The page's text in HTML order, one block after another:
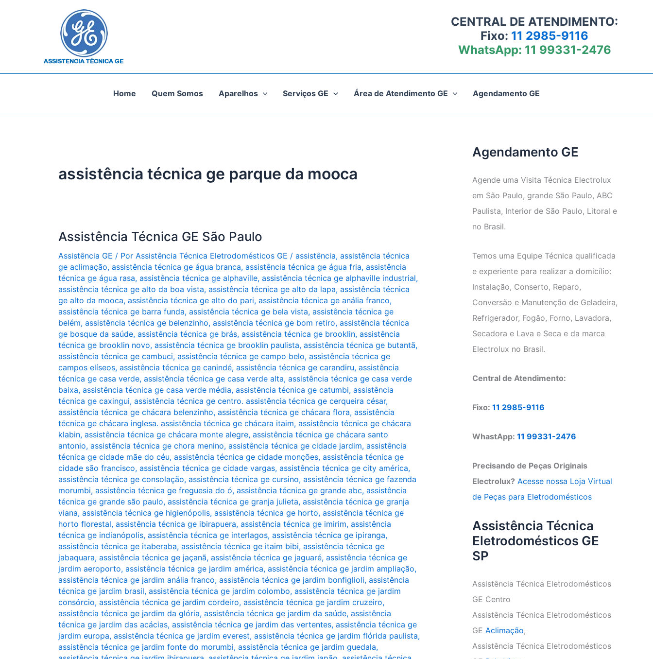
CENTRAL DE ATENDIMENTO:
Fixo: 11 2985-9116
WhatsApp: 11 99331-2476
Home Quem Somos Aparelhos Serviços GE Área de Atendimento GE Agendamento GE
assistência técnica ge parque da mooca
Assistência Técnica GE São Paulo
Assistência GE / Por Assistência Técnica Eletrodomésticos GE / assistência, assistência técnica
ge aclimação, assistência técnica ge água branca, assistência técnica ge água fria, assistência
técnica ge água rasa, assistência técnica ge alphaville, assistência técnica ge alphaville industrial,
assistência técnica ge alto da boa vista, assistência técnica ge alto da lapa, assistência técnica
ge alto da mooca, assistência técnica ge alto do pari, assistência técnica ge anália franco,
assistência técnica ge barra funda, assistência técnica ge bela vista, assistência técnica ge
belém, assistência técnica ge belenzinho, assistência técnica ge bom retiro, assistência técnica
ge bosque da saúde, assistência técnica ge brás, assistência técnica ge brooklin, assistência
técnica ge brooklin novo, assistência técnica ge brooklin paulista, assistência técnica ge butantã,
assistência técnica ge cambuci, assistência técnica ge campo belo, assistência técnica ge
campos elíseos, assistência técnica ge canindé, assistência técnica ge carandiru, assistência
técnica ge casa verde, assistência técnica ge casa verde alta, assistência técnica ge casa verde
baixa, assistência técnica ge casa verde média, assistência técnica ge catumbi, assistência
técnica ge caxingui, assistência técnica ge centro. assistência técnica ge cerqueira césar,
assistência técnica ge chácara belenzinho, assistência técnica ge chácara flora, assistência
técnica ge chácara inglesa. assistência técnica ge chácara itaim, assistência técnica ge chácara
klabin, assistência técnica ge chácara monte alegre, assistência técnica ge chácara santo
antonio, assistência técnica ge chora menino, assistência técnica ge cidade jardim, assistência
técnica ge cidade mãe do céu, assistência técnica ge cidade monções, assistência técnica ge
cidade são francisco, assistência técnica ge cidade vargas, assistência técnica ge city américa,
assistência técnica ge consolação, assistência técnica ge cursino, assistência técnica ge fazenda
morumbi, assistência técnica ge freguesia do ó, assistência técnica ge grande abc, assistência
técnica ge grande são paulo, assistência técnica ge granja julieta, assistência técnica ge granja
viana, assistência técnica ge higienópolis, assistência técnica ge horto, assistência técnica ge
horto florestal, assistência técnica ge ibirapuera, assistência técnica ge imirim, assistência
técnica ge indianópolis, assistência técnica ge interlagos, assistência técnica ge ipiranga,
assistência técnica ge itaberaba, assistência técnica ge itaim bibi, assistência técnica ge
jabaquara, assistência técnica ge jaçanã, assistência técnica ge jaguaré, assistência técnica ge
jardim aeroporto, assistência técnica ge jardim américa, assistência técnica ge jardim ampliação,
assistência técnica ge jardim anália franco, assistência técnica ge jardim bonfiglioli, assistência
técnica ge jardim brasil, assistência técnica ge jardim colombo, assistência técnica ge jardim
consórcio, assistência técnica ge jardim cordeiro, assistência técnica ge jardim cruzeiro,
assistência técnica ge jardim da glória, assistência técnica ge jardim da saúde, assistência
técnica ge jardim das acácias, assistência técnica ge jardim das vertentes, assistência técnica ge
jardim europa, assistência técnica ge jardim everest, assistência técnica ge jardim flórida paulista,
assistência técnica ge jardim fonte do morumbi, assistência técnica ge jardim guedala,
Agendamento GE
Agende uma Visita Técnica Electrolux
em São Paulo, grande São Paulo, ABC
Paulista, Interior de São Paulo, Litoral e
no Brasil.
Temos uma Equipe Técnica qualificada
e experiente para realizar a domicílio:
Instalação, Conserto, Reparo,
Conversão e Manutenção de Geladeira,
Refrigerador, Fogão, Forno, Lavadora,
Secadora e Lava e Seca e da marca
Electrolux no Brasil.
Central de Atendimento:
Fixo: 11 2985-9116
WhastApp: 11 99331-2476
Precisando de Peças Originais
Electrolux? Acesse nossa Loja Virtual
de Peças para Eletrodomésticos
Assistência Técnica
Eletrodomésticos GE
SP
Assistência Técnica Eletrodomésticos
GE Centro
Assistência Técnica Eletrodomésticos
GE Aclimação,
Assistência Técnica Eletrodomésticos